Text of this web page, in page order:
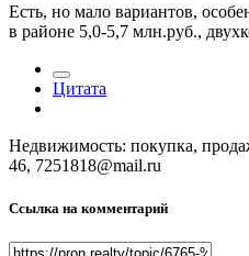
Есть, но мало вариантов,
в районе 5,0-5,7 млн.руб.,
Цитата
Недвижимость: покупка,
46, 7251818@mail.ru
Ссылка на комментарий